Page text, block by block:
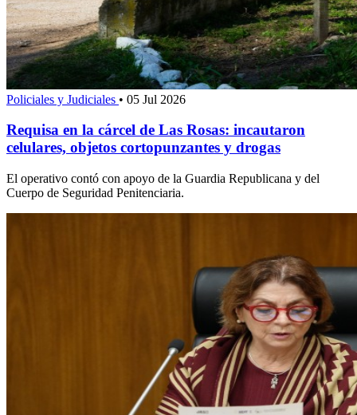
Policiales y Judiciales • 05 Jul 2026
Requisa en la cárcel de Las Rosas: incautaron
celulares, objetos cortopunzantes y drogas
El operativo contó con apoyo de la Guardia Republicana y del
Cuerpo de Seguridad Penitenciaria.